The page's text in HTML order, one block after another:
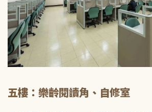
五樓：樂齡閱讀角、自修室